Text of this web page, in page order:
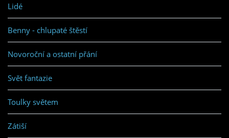
Lidé
Benny - chlupaté štěstí
Novoroční a ostatní přání
Svět fantazie
Toulky světem
Zátiší